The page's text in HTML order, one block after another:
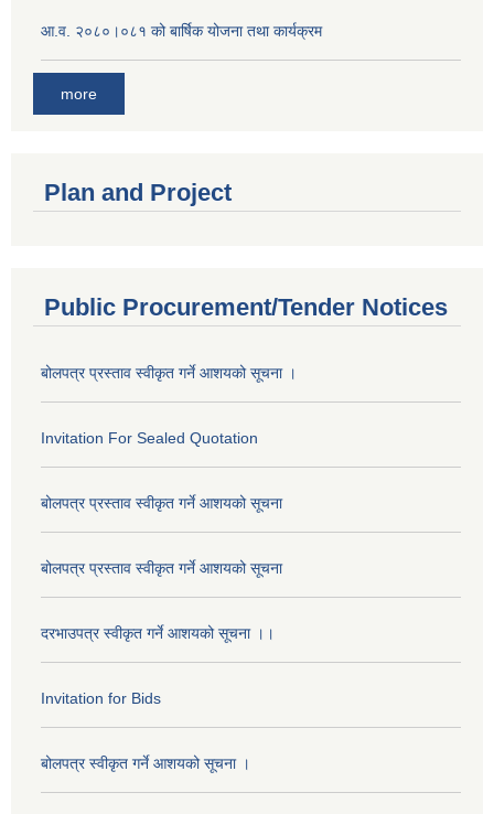
आ.व. २०८०।०८१ को बार्षिक योजना तथा कार्यक्रम
more
Plan and Project
Public Procurement/Tender Notices
बोलपत्र प्रस्ताव स्वीकृत गर्ने आशयको सूचना ।
Invitation For Sealed Quotation
बोलपत्र प्रस्ताव स्वीकृत गर्ने आशयको सूचना
बोलपत्र प्रस्ताव स्वीकृत गर्ने आशयको सूचना
दरभाउपत्र स्वीकृत गर्ने आशयको सूचना ।।
Invitation for Bids
बोलपत्र स्वीकृत गर्ने आशयको सूचना ।